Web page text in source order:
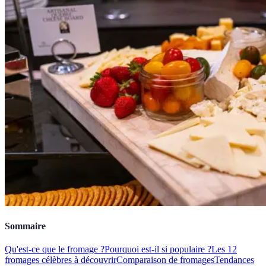
Sommaire
Qu'est-ce que le fromage ?Pourquoi est-il si populaire ?Les 12
fromages célèbres à découvrirComparaison de fromagesTendances